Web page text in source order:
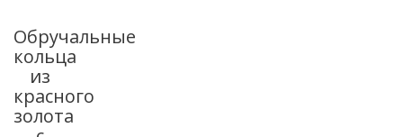
Обручальные
кольца
из
красного
золота